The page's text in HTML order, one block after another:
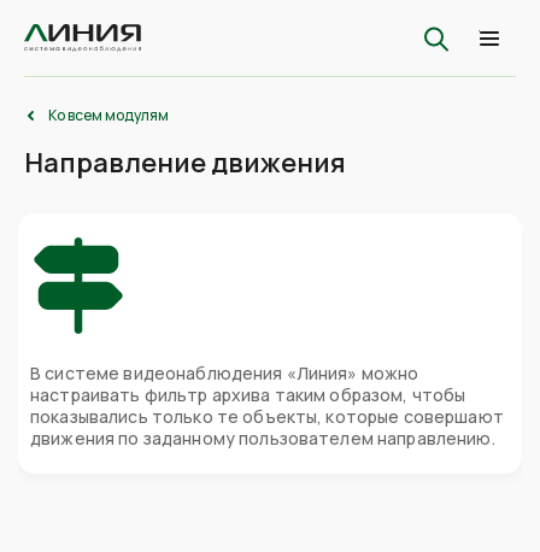
Ко всем модулям
Направление движения
В системе видеонаблюдения «Линия» можно
настраивать фильтр архива таким образом, чтобы
показывались только те объекты, которые совершают
движения по заданному пользователем направлению.